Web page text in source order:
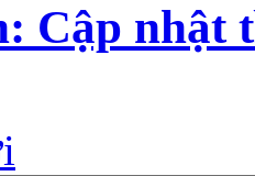
Cập nhật